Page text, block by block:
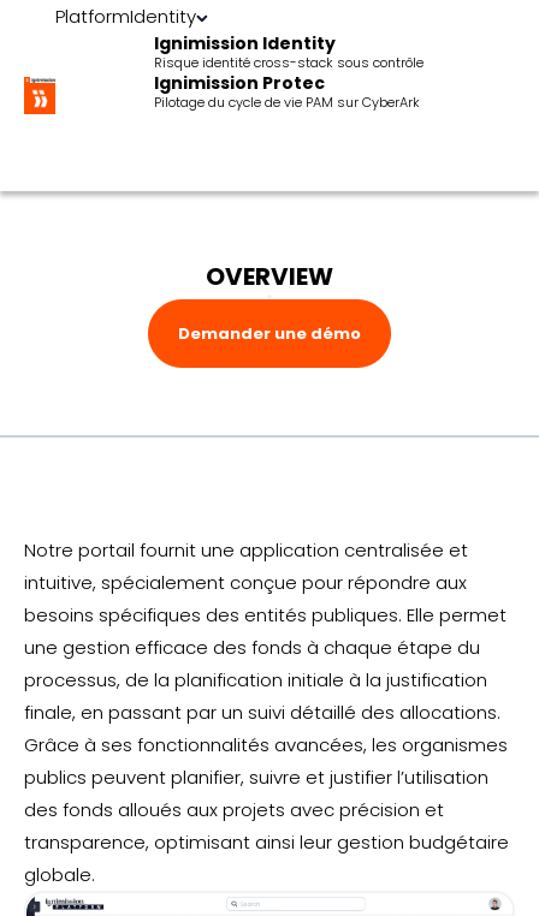
PlatformIdentity
Ignimission Identity
Risque identité cross-stack sous contrôle
Ignimission Protec
Pilotage du cycle de vie PAM sur CyberArk
OVERVIEW
Demander une démo
Notre portail fournit une application centralisée et
intuitive, spécialement conçue pour répondre aux
besoins spécifiques des entités publiques. Elle permet
une gestion efficace des fonds à chaque étape du
processus, de la planification initiale à la justification
finale, en passant par un suivi détaillé des allocations.
Grâce à ses fonctionnalités avancées, les organismes
publics peuvent planifier, suivre et justifier l’utilisation
des fonds alloués aux projets avec précision et
transparence, optimisant ainsi leur gestion budgétaire
globale.